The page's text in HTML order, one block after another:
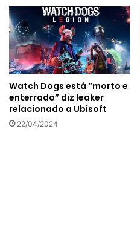
Watch Dogs está “morto e
enterrado” diz leaker
relacionado a Ubisoft
22/04/2024